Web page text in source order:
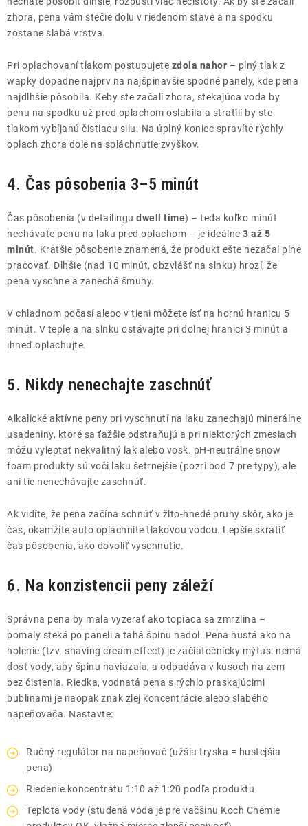
zhora, pena vám stečie dolu v riedenom stave a na spodku
zostane slabá vrstva.
Pri oplachovaní tlakom postupujete zdola nahor – plný tlak z
wapky dopadne najprv na najšpinavšie spodné panely, kde pena
najdlhšie pôsobila. Keby ste začali zhora, stekajúca voda by
penu na spodku už pred oplachom oslabila a stratili by ste
tlakom vybíjanú čistiacu silu. Na úplný koniec spravíte rýchly
oplach zhora dole na spláchnutie zvyškov.
4. Čas pôsobenia 3–5 minút
Čas pôsobenia (v detailingu dwell time) – teda koľko minút
nechávate penu na laku pred oplachom – je ideálne 3 až 5
minút. Kratšie pôsobenie znamená, že produkt ešte nezačal plne
pracovať. Dlhšie (nad 10 minút, obzvlášť na slnku) hrozí, že
pena vyschne a zanechá šmuhy.
V chladnom počasí alebo v tieni môžete ísť na hornú hranicu 5
minút. V teple a na slnku ostávajte pri dolnej hranici 3 minút a
ihneď oplachujte.
5. Nikdy nenechajte zaschnúť
Alkalické aktívne peny pri vyschnutí na laku zanechajú minerálne
usadeniny, ktoré sa ťažšie odstraňujú a pri niektorých zmesiach
môžu vyleptať nekvalitný lak alebo vosk. pH-neutrálne snow
foam produkty sú voči laku šetrnejšie (pozri bod 7 pre typy), ale
ani tie nenechávajte zaschnúť.
Ak vidíte, že pena začína schnúť v žlto-hnedé pruhy skôr, ako je
čas, okamžite auto opláchnite tlakovou vodou. Lepšie skrátiť
čas pôsobenia, ako dovoliť vyschnutie.
6. Na konzistencii peny záleží
Správna pena by mala vyzerať ako topiaca sa zmrzlina –
pomaly steká po paneli a ťahá špinu nadol. Pena hustá ako na
holenie (tzv. shaving cream effect) je začiatočnícky mýtus: nemá
dosť vody, aby špinu naviazala, a odpadáva v kusoch na zem
bez čistenia. Riedka, vodnatá pena s rýchlo praskajúcimi
bublinami je naopak znak zlej koncentrácie alebo slabého
napeňovača. Nastavte:
Ručný regulátor na napeňovač (užšia tryska = hustejšia
pena)
Riedenie koncentrátu 1:10 až 1:20 podľa produktu
Teplota vody (studená voda je pre väčšinu Koch Chemie